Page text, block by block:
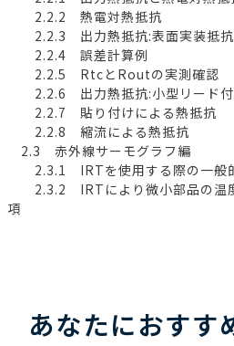
2.2.2 熱電対熱抵抗
2.2.3 出力熱抵抗:表面実装抵抗
2.2.4 誤差計算例
2.2.5 RtcとRoutの実測確認
2.2.6 出力熱抵抗:小型リード付
2.2.7 貼り付けによる熱抵抗
2.2.8 縮流による熱抵抗
2.3 赤外線サーモグラフ編
2.3.1 IRTを使用する際の一般
2.3.2 IRTにより微小部品の温度
項
あなたにおすす